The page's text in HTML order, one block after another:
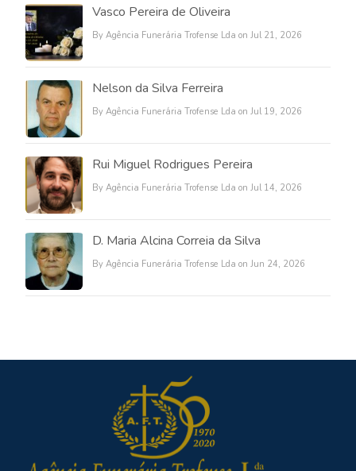
Vasco Pereira de Oliveira
By Agência Funerária Trofense Lda on Jul 21, 2026
Nelson da Silva Ferreira
By Agência Funerária Trofense Lda on Jul 19, 2026
Rui Miguel Rodrigues Pereira
By Agência Funerária Trofense Lda on Jul 14, 2026
D. Maria Alcina Correia da Silva
By Agência Funerária Trofense Lda on Jun 24, 2026